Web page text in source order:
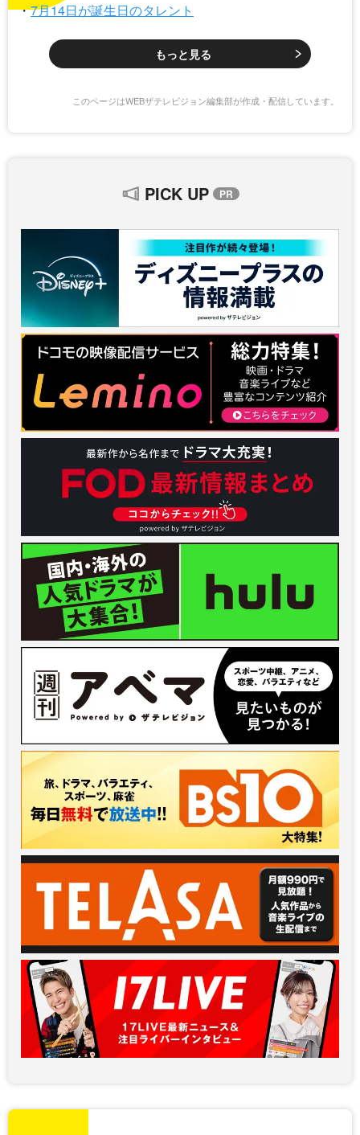
7月14日が誕生日のタレント
もっと見る
このページはWEBザテレビジョン編集部が作成・配信しています。
PICK UP